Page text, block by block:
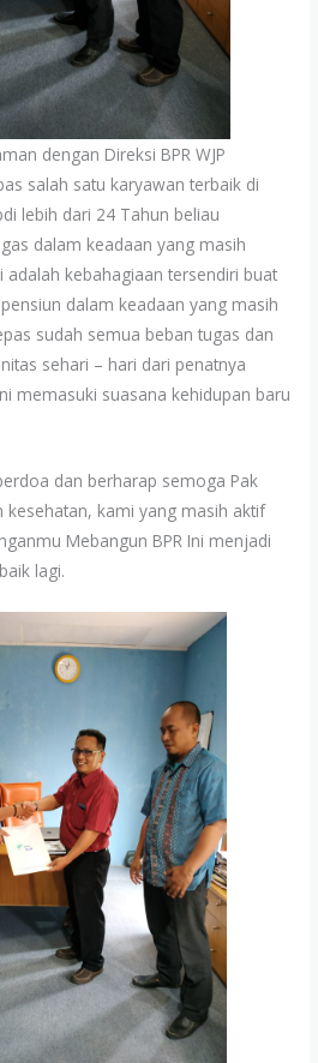
dengan Direksi BPR WJP
salah satu karyawan terbaik di
lebih dari 24 Tahun beliau
dalam keadaan yang masih
adalah kebahagiaan tersendiri buat
dalam keadaan yang masih
sudah semua beban tugas dan
sehari – hari dari penatnya
memasuki suasana kehidupan baru
dan berharap semoga Pak
kesehatan, kami yang masih aktif
Mebangun BPR Ini menjadi
lagi.